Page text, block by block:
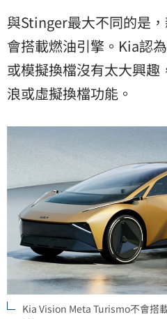
與Stinger最大不同的是
會搭載燃油引擎。Kia認
或模擬換檔沒有太大興趣
浪或虛擬換檔功能。
Kia Vision Meta Turismo不會搭